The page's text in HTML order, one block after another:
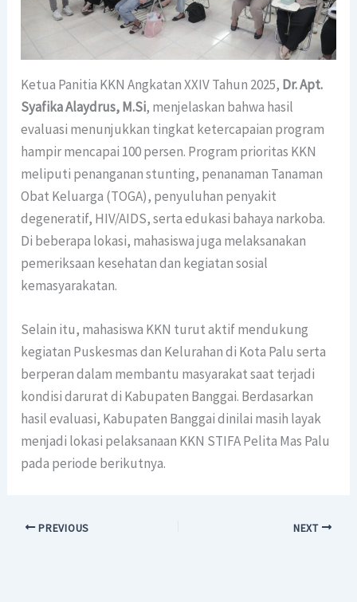
Ketua Panitia KKN Angkatan XXIV Tahun 2025, Dr. Apt.
Syafika Alaydrus, M.Si, menjelaskan bahwa hasil
evaluasi menunjukkan tingkat ketercapaian program
hampir mencapai 100 persen. Program prioritas KKN
meliputi penanganan stunting, penanaman Tanaman
Obat Keluarga (TOGA), penyuluhan penyakit
degeneratif, HIV/AIDS, serta edukasi bahaya narkoba.
Di beberapa lokasi, mahasiswa juga melaksanakan
pemeriksaan kesehatan dan kegiatan sosial
kemasyarakatan.
Selain itu, mahasiswa KKN turut aktif mendukung
kegiatan Puskesmas dan Kelurahan di Kota Palu serta
berperan dalam membantu masyarakat saat terjadi
kondisi darurat di Kabupaten Banggai. Berdasarkan
hasil evaluasi, Kabupaten Banggai dinilai masih layak
menjadi lokasi pelaksanaan KKN STIFA Pelita Mas Palu
pada periode berikutnya.
PREVIOUS NEXT